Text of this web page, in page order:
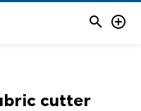
 
cutter